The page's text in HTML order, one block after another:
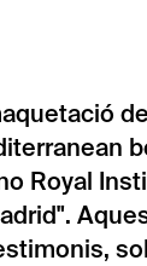
Royal